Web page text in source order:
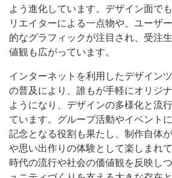
よう進化しています。デザイン面で
リエイターによる一点物や、ユーザ
的なグラフィックが注目され、受注
値観も広がっています。
インターネットを利用したデザイン
の普及により、誰もが手軽にオリジ
ようになり、デザインの多様化と流
ています。グループ活動やイベント
記念となる役割も果たし、制作自体
や思い出作りの体験として楽しまれ
時代の流行や社会の価値観を反映し